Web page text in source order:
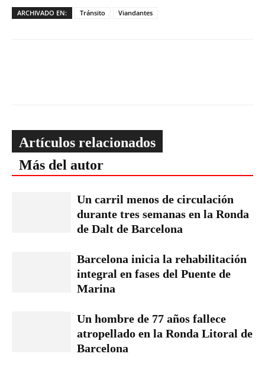
ARCHIVADO EN: Tránsito Viandantes
Artículos relacionados
Más del autor
Un carril menos de circulación
durante tres semanas en la Ronda
de Dalt de Barcelona
Barcelona inicia la rehabilitación
integral en fases del Puente de
Marina
Un hombre de 77 años fallece
atropellado en la Ronda Litoral de
Barcelona